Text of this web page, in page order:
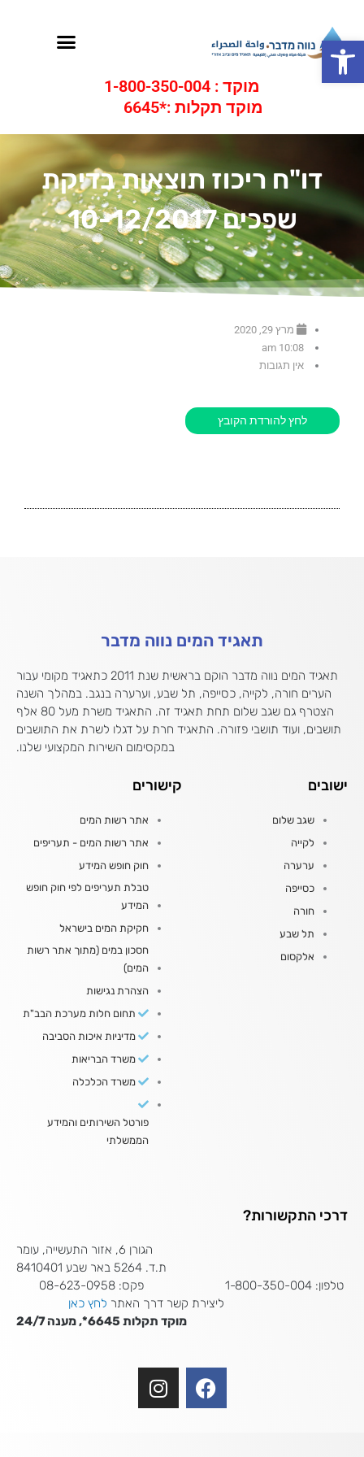
פתח סרגל נגישות תפריט
מוקד : 1-800-350-004
מוקד תקלות :*6645
דו"ח ריכוז תוצאות בדיקת
שפכים 10-12/2017
מרץ 29, 2020
10:08 am
אין תגובות
לחץ להורדת הקובץ
תאגיד המים נווה מדבר
תאגיד המים נווה מדבר הוקם בראשית שנת 2011 כתאגיד מקומי עבור
הערים חורה, לקייה, כסייפה, תל שבע, וערערה בנגב. במהלך השנה
הצטרף גם שגב שלום תחת תאגיד זה. התאגיד משרת מעל 80 אלף
תושבים, ועוד תושבי פזורה. התאגיד חרת על דגלו לשרת את התושבים
במקסימום השירות המקצועי שלנו.
ישובים
שגב שלום
לקייה
ערערה
כסייפה
חורה
תל שבע
אלקסום
קישורים
אתר רשות המים
אתר רשות המים - תעריפים
חוק חופש המידע
טבלת תעריפים לפי חוק חופש
המידע
חקיקת המים בישראל
חסכון במים (מתוך אתר רשות
המים)
הצהרת נגישות
תחום חלות מערכת הבב"ת
מדיניות איכות הסביבה
משרד הבריאות
משרד הכלכלה
פורטל השירותים והמידע
הממשלתי
דרכי התקשורות?
הגורן 6, אזור התעשייה, עומר
ת.ד. 5264 באר שבע 8410401
ליצירת קשר דרך האתר לחץ כאן
מוקד תקלות 6645*, מענה 24/7
F
a
I
n